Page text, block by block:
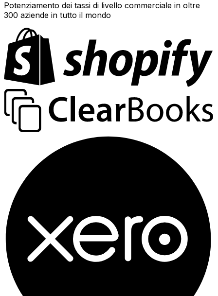
Potenziamento dei tassi di livello commerciale in oltre
300 aziende in tutto il mondo